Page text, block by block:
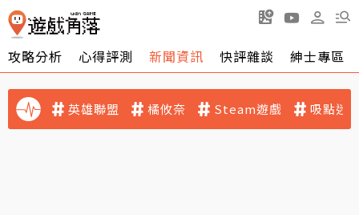
攻略分析 心得評測 新聞資訊 快評雜談 紳士專區
英雄聯盟 橘攸奈 Steam遊戲 吸點迷